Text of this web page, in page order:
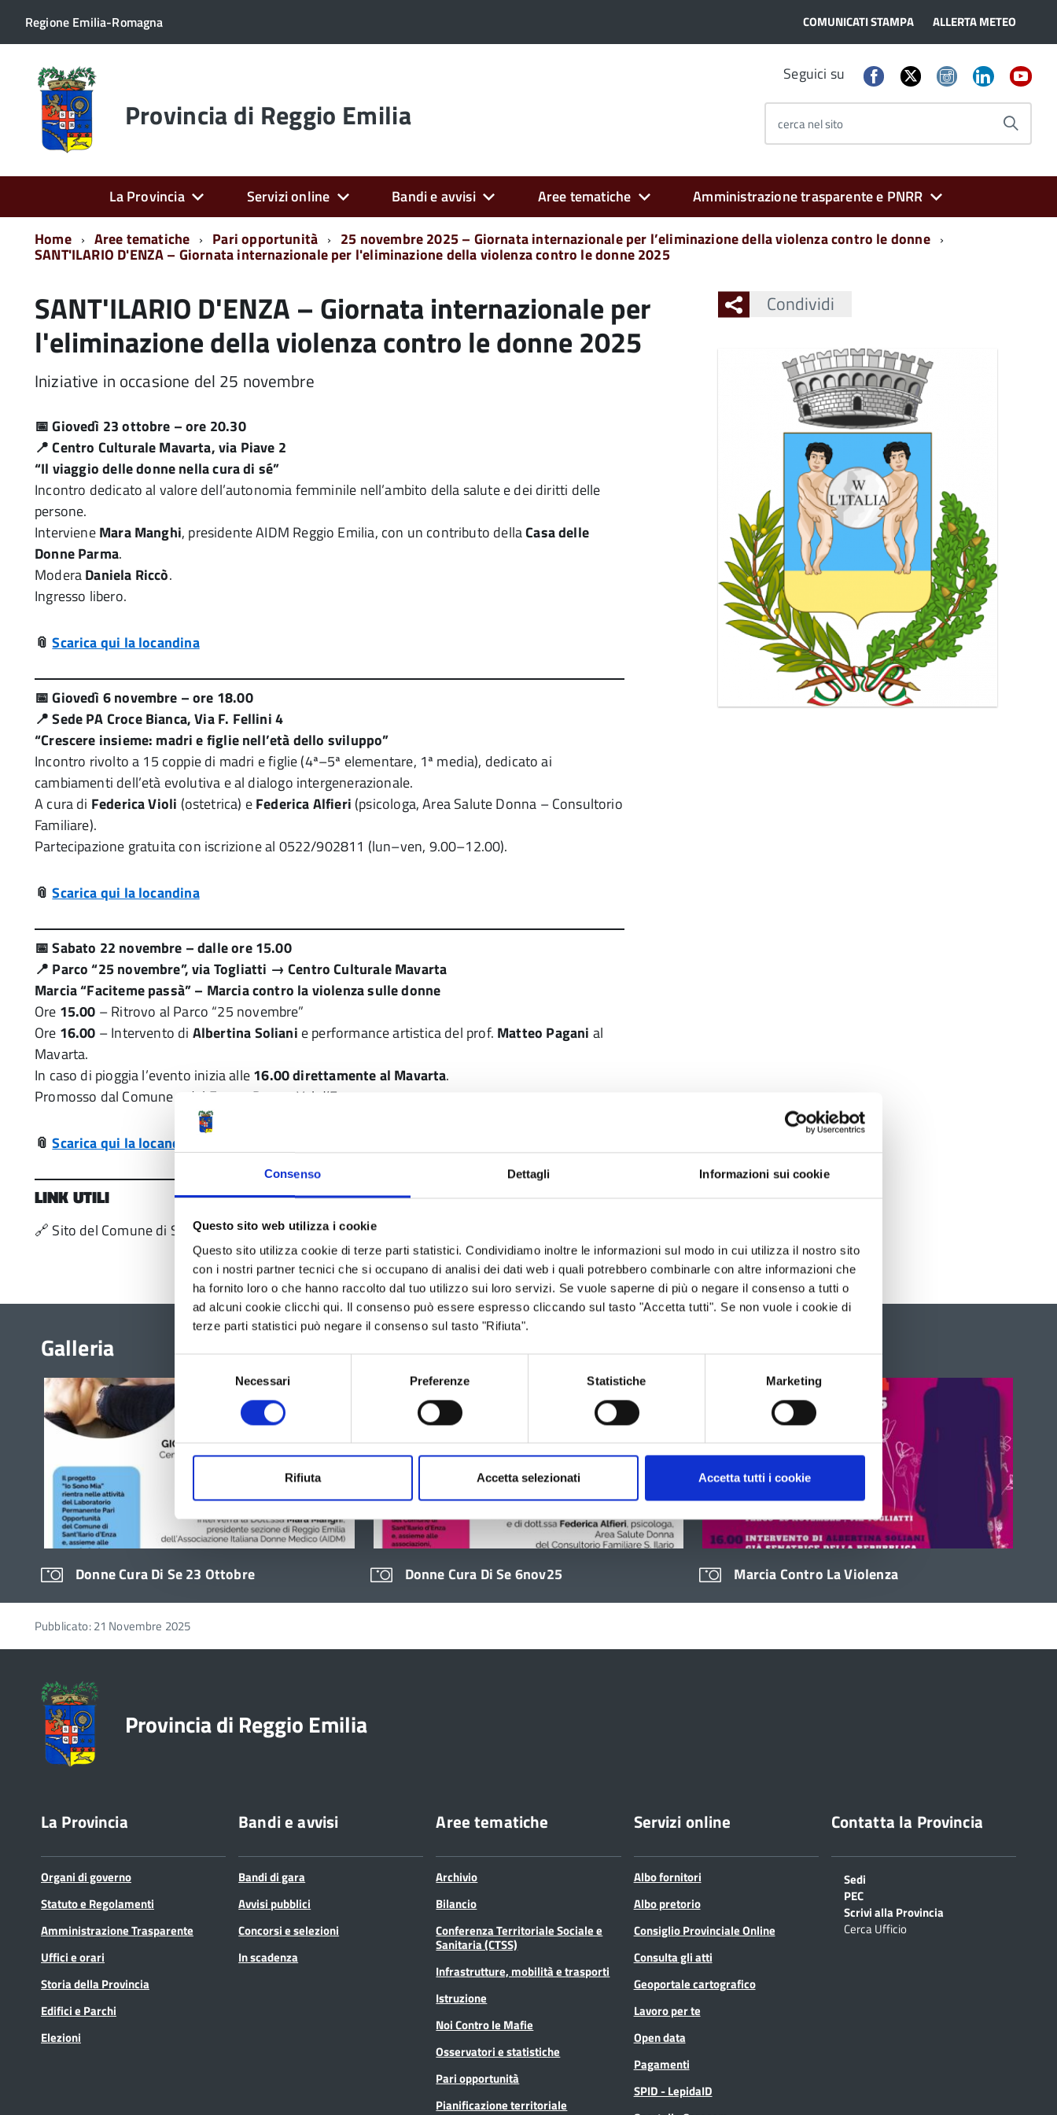
Consenso Dettagli Informazioni sui cookie
Questo sito web utilizza i cookie
Questo sito utilizza cookie di terze parti statistici. Condividiamo inoltre le informazioni sul modo in cui utilizza il nostro sito
con i nostri partner tecnici che si occupano di analisi dei dati web i quali potrebbero combinarle con altre informazioni che
ha fornito loro o che hanno raccolto dal tuo utilizzo sui loro servizi. Se vuole saperne di più o negare il consenso a tutti o
ad alcuni cookie clicchi qui. Il consenso può essere espresso cliccando sul tasto "Accetta tutti". Se non vuole i cookie di
terze parti statistici può negare il consenso sul tasto "Rifiuta".
del
Necessari Preferenze Statistiche Marketing
Rifiuta Accetta selezionati Accetta tutti i cookie
Regione Emilia-Romagna COMUNICATI STAMPA ALLERTA METEO
Torna
alla
home
page Provincia di Reggio Emilia
Seguici su
cerca nel sito
La Provincia Servizi online Bandi e avvisi Aree tematiche
Amministrazione trasparente e PNRR
Home
Aree tematiche Pari opportunità 25 novembre 2025 – Giornata internazionale per l’eliminazione della violenza contro le donne
SANT'ILARIO D'ENZA – Giornata internazionale per l'eliminazione della violenza contro le donne 2025
SANT'ILARIO D'ENZA – Giornata internazionale per
l'eliminazione della violenza contro le donne 2025
Iniziative in occasione del 25 novembre
📅 Giovedì 23 ottobre – ore 20.30
📍 Centro Culturale Mavarta, via Piave 2
“Il viaggio delle donne nella cura di sé”
Incontro dedicato al valore dell’autonomia femminile nell’ambito della salute e dei diritti delle
persone.
IntervieneMara Manghi, presidente AIDM Reggio Emilia, con un contributo dellaCasa delle
Donne Parma.
ModeraDaniela Riccò.
Ingresso libero.
📎Scarica qui la locandina
📅 Giovedì 6 novembre – ore 18.00
📍 Sede PA Croce Bianca, Via F. Fellini 4
“Crescere insieme: madri e figlie nell’età dello sviluppo”
Incontro rivolto a 15 coppie di madri e figlie (4ª–5ª elementare, 1ª media), dedicato ai
cambiamenti dell’età evolutiva e al dialogo intergenerazionale.
A cura di Federica Violi (ostetrica) eFederica Alfieri (psicologa, Area Salute Donna – Consultorio
Familiare).
Partecipazione gratuita con iscrizione al 0522/902811 (lun–ven, 9.00–12.00).
📎Scarica qui la locandina
📅 Sabato 22 novembre – dalle ore 15.00
📍 Parco “25 novembre”, via Togliatti → Centro Culturale Mavarta
Marcia “Faciteme passà” – Marcia contro la violenza sulle donne
Ore 15.00 – Ritrovo al Parco “25 novembre”
Ore 16.00 – Intervento di Albertina Soliani e performance artistica del prof. Matteo Pagani al
Mavarta.
In caso di pioggia l’evento inizia alle16.00 direttamente al Mavarta.
Promosso dal Comune e dal Forum Donne Val d’Enza.
📎Scarica qui la locandina
LINK UTILI
🔗 Sito del Comune di Sant’Ilario d’Enza:https://www.comune.santilariodenza.re.it/
Condividi
Ingrandisci
l'immagine
Galleria
Donne Cura Di Se 23 Ottobre Donne Cura Di Se 6nov25 Marcia Contro La Violenza
Pubblicato: 21 Novembre 2025
Provincia di Reggio Emilia
La Provincia
Organi di governo
Statuto e Regolamenti
Amministrazione Trasparente
Uffici e orari
Storia della Provincia
Edifici e Parchi
Elezioni
Bandi e avvisi
Bandi di gara
Avvisi pubblici
Concorsi e selezioni
In scadenza
Aree tematiche
Archivio
Bilancio
Conferenza Territoriale Sociale e
Sanitaria (CTSS)
Infrastrutture, mobilità e trasporti
Istruzione
Noi Contro le Mafie
Osservatori e statistiche
Pari opportunità
Pianificazione territoriale
Servizi online
Albo fornitori
Albo pretorio
Consiglio Provinciale Online
Consulta gli atti
Geoportale cartografico
Lavoro per te
Open data
Pagamenti
SPID - LepidaID
Contatta la Provincia
Sedi
PEC
Scrivi alla Provincia
Cerca Ufficio